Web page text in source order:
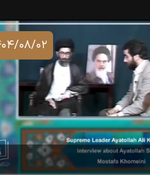
۱۴۰۴/